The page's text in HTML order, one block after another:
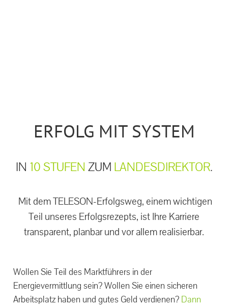
ERFOLG MIT SYSTEM
IN 10 STUFEN ZUM LANDESDIREKTOR.
Mit dem TELESON-Erfolgsweg, einem wichtigen
Teil unseres Erfolgsrezepts, ist Ihre Karriere
transparent, planbar und vor allem realisierbar.
Wollen Sie Teil des Marktführers in der
Energievermittlung sein? Wollen Sie einen sicheren
Arbeitsplatz haben und gutes Geld verdienen? Dann